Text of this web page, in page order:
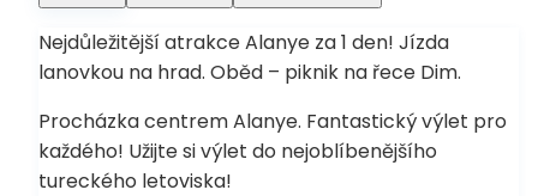
Nejdůležitější atrakce Alanye za 1 den! Jízda
lanovkou na hrad. Oběd – piknik na řece Dim.
Procházka centrem Alanye. Fantastický výlet pro
každého! Užijte si výlet do nejoblíbenějšího
tureckého letoviska!